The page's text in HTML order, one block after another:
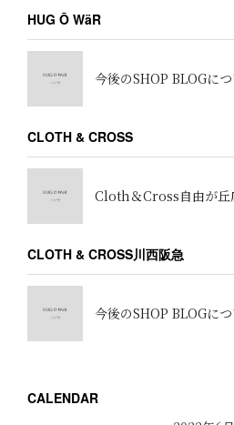
HUG Ō WäR
今後のSHOP BLOGに
CLOTH & CROSS
Cloth＆Cross自由が丘
CLOTH & CROSS川西阪急
今後のSHOP BLOGに
CALENDAR